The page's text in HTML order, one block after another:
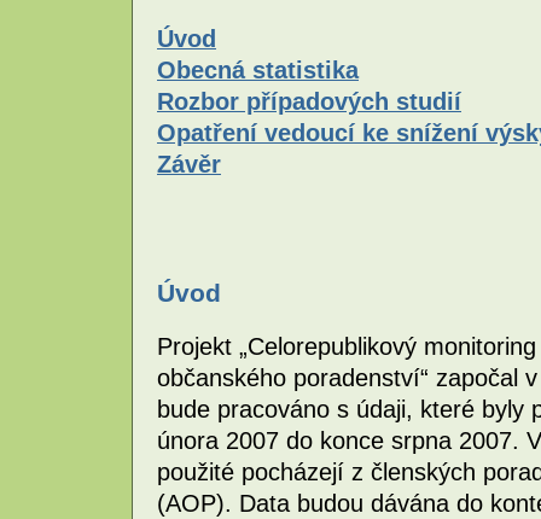
Úvod
Obecná statistika
Rozbor případových studií
Opatření vedoucí ke snížení
Závěr
Úvod
Projekt „Celorepublikový
občanského poradenství“ započal
bude pracováno s údaji, které byly
února 2007 do konce srpna 2007.
použité pocházejí z členských
(AOP). Data budou dávána do